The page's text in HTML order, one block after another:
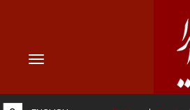
Toggle